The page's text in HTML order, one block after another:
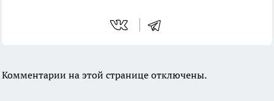
Комментарии на этой странице отключены.